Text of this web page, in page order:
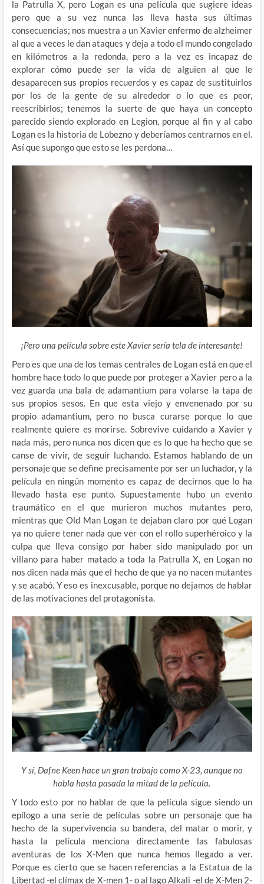
la Patrulla X, pero Logan es una película que sugiere ideas
pero que a su vez nunca las lleva hasta sus últimas
consecuencias; nos muestra a un Xavier enfermo de alzheimer
al que a veces le dan ataques y deja a todo el mundo congelado
en kilómetros a la redonda, pero a la vez es incapaz de
explorar cómo puede ser la vida de alguien al que le
desaparecen sus propios recuerdos y es capaz de sustituirlos
por los de la gente de su alrededor o lo que es peor,
reescribirlos; tenemos la suerte de que haya un concepto
parecido siendo explorado en Legion, porque al fin y al cabo
Logan es la historia de Lobezno y deberíamos centrarnos en el.
Así que supongo que esto se les perdona…
¡Pero una película sobre este Xavier sería tela de interesante!
Pero es que una de los temas centrales de Logan está en que el
hombre hace todo lo que puede por proteger a Xavier pero a la
vez guarda una bala de adamantium para volarse la tapa de
sus propios sesos. En que esta viejo y envenenado por su
propio adamantium, pero no busca curarse porque lo que
realmente quiere es morirse. Sobrevive cuidando a Xavier y
nada más, pero nunca nos dicen que es lo que ha hecho que se
canse de vivir, de seguir luchando. Estamos hablando de un
personaje que se define precisamente por ser un luchador, y la
película en ningún momento es capaz de decirnos que lo ha
llevado hasta ese punto. Supuestamente hubo un evento
traumático en el que murieron muchos mutantes pero,
mientras que Old Man Logan te dejaban claro por qué Logan
ya no quiere tener nada que ver con el rollo superhéroico y la
culpa que lleva consigo por haber sido manipulado por un
villano para haber matado a toda la Patrulla X, en Logan no
nos dicen nada más que el hecho de que ya no nacen mutantes
y se acabó. Y eso es inexcusable, porque no dejamos de hablar
de las motivaciones del protagonista.
Y sí, Dafne Keen hace un gran trabajo como X-23, aunque no
habla hasta pasada la mitad de la película.
Y todo esto por no hablar de que la película sigue siendo un
epílogo a una serie de películas sobre un personaje que ha
hecho de la supervivencia su bandera, del matar o morir, y
hasta la película menciona directamente las fabulosas
aventuras de los X-Men que nunca hemos llegado a ver.
Porque es cierto que se hacen referencias a la Estatua de la
Libertad -el clímax de X-men 1- o al lago Alkali -el de X-Men 2-